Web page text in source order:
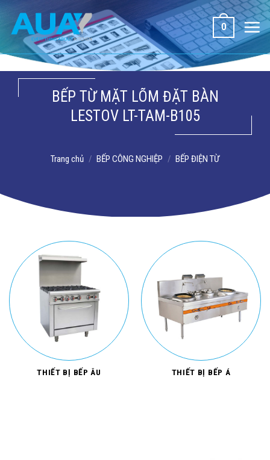
dung
0
BẾP TỪ MẶT LÕM ĐẶT BÀN
LESTOV LT-TAM-B105
Trang chủ / BẾP CÔNG NGHIỆP / BẾP ĐIỆN TỪ
THIẾT BỊ BẾP ÂU THIẾT BỊ BẾP Á